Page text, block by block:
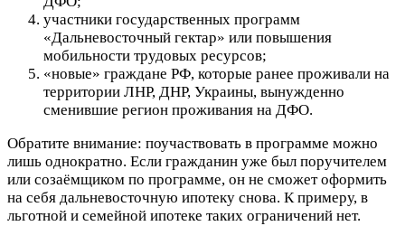
участники государственных программ
«Дальневосточный гектар» или повышения
мобильности трудовых ресурсов;
«новые» граждане РФ, которые ранее проживали на
территории ЛНР, ДНР, Украины, вынужденно
сменившие регион проживания на ДФО.
Обратите внимание: поучаствовать в программе можно
лишь однократно. Если гражданин уже был поручителем
или созаёмщиком по программе, он не сможет оформить
на себя дальневосточную ипотеку снова. К примеру, в
льготной и семейной ипотеке таких ограничений нет.